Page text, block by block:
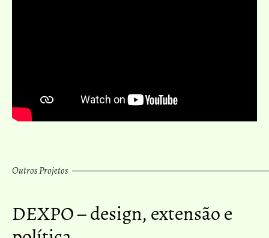
Outros Projetos
DEXPO – design, extensão e